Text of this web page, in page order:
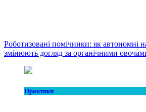
Роботизовані помічники: як автономні
змінюють догляд за органічними
Практики